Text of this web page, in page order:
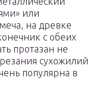
или
на древке
с обеих
протазан не
сухожилий
популярна в